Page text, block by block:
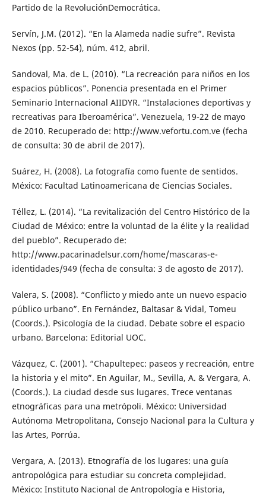
Partido de la RevoluciónDemocrática.
Servín, J.M. (2012). “En la Alameda nadie sufre”. Revista
Nexos (pp. 52-54), núm. 412, abril.
Sandoval, Ma. de L. (2010). “La recreación para niños en los
espacios públicos”. Ponencia presentada en el Primer
Seminario Internacional AIIDYR. “Instalaciones deportivas y
recreativas para Iberoamérica”. Venezuela, 19-22 de mayo
de 2010. Recuperado de: http://www.vefortu.com.ve (fecha
de consulta: 30 de abril de 2017).
Suárez, H. (2008). La fotografía como fuente de sentidos.
México: Facultad Latinoamericana de Ciencias Sociales.
Téllez, L. (2014). “La revitalización del Centro Histórico de la
Ciudad de México: entre la voluntad de la élite y la realidad
del pueblo”. Recuperado de:
http://www.pacarinadelsur.com/home/mascaras-e-
identidades/949 (fecha de consulta: 3 de agosto de 2017).
Valera, S. (2008). “Conflicto y miedo ante un nuevo espacio
público urbano”. En Fernández, Baltasar & Vidal, Tomeu
(Coords.). Psicología de la ciudad. Debate sobre el espacio
urbano. Barcelona: Editorial UOC.
Vázquez, C. (2001). “Chapultepec: paseos y recreación, entre
la historia y el mito”. En Aguilar, M., Sevilla, A. & Vergara, A.
(Coords.). La ciudad desde sus lugares. Trece ventanas
etnográficas para una metrópoli. México: Universidad
Autónoma Metropolitana, Consejo Nacional para la Cultura y
las Artes, Porrúa.
Vergara, A. (2013). Etnografía de los lugares: una guía
antropológica para estudiar su concreta complejidad.
México: Instituto Nacional de Antropología e Historia,